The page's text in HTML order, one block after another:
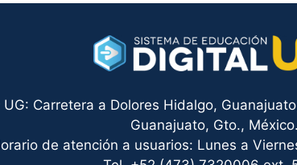
Carretera a Dolores Hidalgo,
Guanajuato, Gto., México.
de atención a usuarios: Lunes a